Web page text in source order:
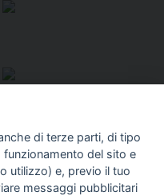
di terze parti, di tipo
del sito e
utilizzo) e, previo il tuo
messaggi pubblicitari